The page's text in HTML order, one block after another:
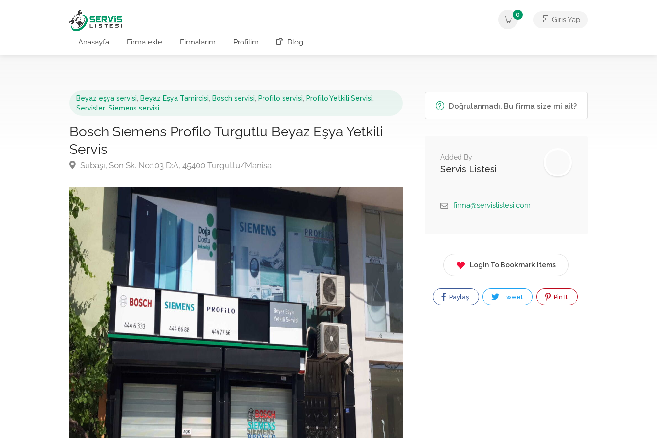
Anasayfa Firma ekle Firmalarım Profilim Blog
0
Giriş Yap
Beyaz eşya servisi Beyaz Eşya Tamircisi Bosch servisi Profilo servisi Profilo Yetkili Servisi
Servisler Siemens servisi
Bosch Sıemens Profilo Turgutlu Beyaz Eşya Yetkili
Servisi
Subaşı, Son Sk. No:103 D:A, 45400 Turgutlu/Manisa
Doğrulanmadı. Bu firma size mi ait?
Added By
Servis Listesi
firma@servislistesi.com
Login To Bookmark Items
Paylaş Tweet Pin It